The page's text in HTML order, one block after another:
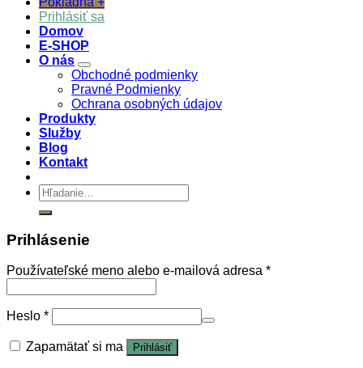
Prihlásiť sa
Domov
E-SHOP
O nás
Obchodné podmienky
Pravné Podmienky
Ochrana osobných údajov
Produkty
Služby
Blog
Kontakt
Hľadať:
Prihlásenie
Používateľské meno alebo e-mailová adresa *
Heslo *
Zapamätať si ma Prihlásiť